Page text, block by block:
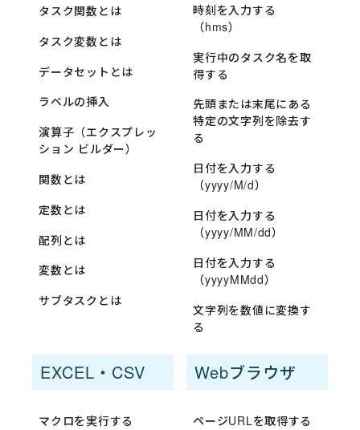
タスク関数とは
タスク変数とは
データセットとは
ラベルの挿入
演算子（エクスプレッ
ション ビルダー）
関数とは
定数とは
配列とは
変数とは
サブタスクとは
時刻を入力する
（hms）
実行中のタスク名を取
得する
先頭または末尾にある
特定の文字列を除去す
る
日付を入力する
（yyyy/M/d）
日付を入力する
（yyyy/MM/dd）
日付を入力する
（yyyyMMdd）
文字列を数値に変換す
る
EXCEL・CSV
マクロを実行する
Webブラウザ
ページURLを取得する